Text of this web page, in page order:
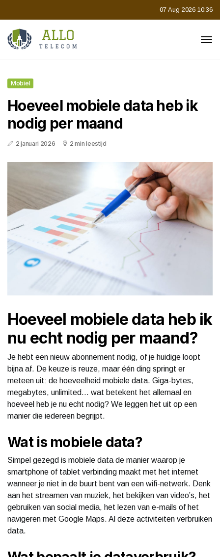
07 Aug 2026 10:36
Mobiel
Hoeveel mobiele data heb ik
nodig per maand
2 januari 2026 2 min leestijd
Hoeveel mobiele data heb ik
nu echt nodig per maand?
Je hebt een nieuw abonnement nodig, of je huidige loopt
bijna af. De keuze is reuze, maar één ding springt er
meteen uit: de hoeveelheid mobiele data. Giga-bytes,
megabytes, unlimited… wat betekent het allemaal en
hoeveel heb je nu echt nodig? We leggen het uit op een
manier die iedereen begrijpt.
Wat is mobiele data?
Simpel gezegd is mobiele data de manier waarop je
smartphone of tablet verbinding maakt met het internet
wanneer je niet in de buurt bent van een wifi-netwerk. Denk
aan het streamen van muziek, het bekijken van video’s, het
gebruiken van social media, het lezen van e-mails of het
navigeren met Google Maps. Al deze activiteiten verbruiken
data.